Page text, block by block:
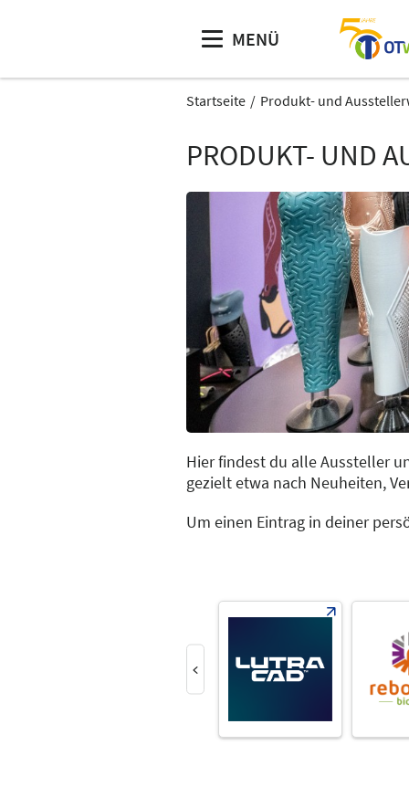
MENÜ
Startseite Produkt- und
PRODUKT- UND
Hier findest du alle Aussteller
gezielt etwa nach Neuheiten,
Um einen Eintrag in deiner